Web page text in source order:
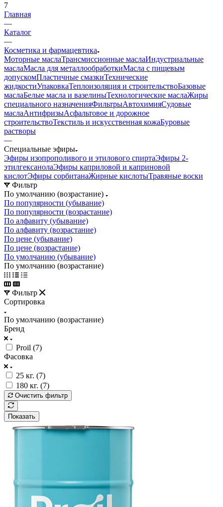
7
Главная
—
Каталог
—
Косметика и фармацевтика
Моторные маслаТрансмиссионные маслаИндустриальные
маслаМасла для металлообработкиМасла с пищевым
допускомПластичные смазкиТехнические
жидкостиУпаковкаТеплоизоляция и строительствоБазовые
маслаБелые масла и вазелиныТехнологические маслаЖиры
специального назначенияФильтрыАвтохимияСудовые
маслаАнтифризыАсфальтовое и дорожное
строительствоТекстиль и искусственная кожаБуровые
растворы
—
Специальные эфиры
Эфиры изопрополивого и этилового спиртаЭфиры 2-
этилгексанолаЭфиры каприловой и каприновой
кислотЭфиры сорбитанаЖирные кислотыТравяные воски
Фильтр
По умолчанию (возрастание)
По популярности (убывание)
По популярности (возрастание)
По алфавиту (убывание)
По алфавиту (возрастание)
По цене (убывание)
По цене (возрастание)
По умолчанию (убывание)
По умолчанию (возрастание)
Фильтр
Сортировка
По умолчанию (возрастание)
Бренд
Proil (7)
Фасовка
25 кг. (7)
180 кг. (7)
Очистить фильтр
Показать